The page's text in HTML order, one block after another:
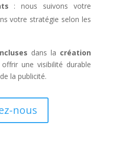
: nous suivons votre
votre stratégie selon les
dans la création
une visibilité durable
la publicité.
nous